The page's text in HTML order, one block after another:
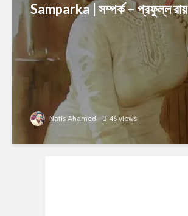
Samparka | সম্পর্ক – প্রফুল্ল রায়
Nafis Ahamed 46 views